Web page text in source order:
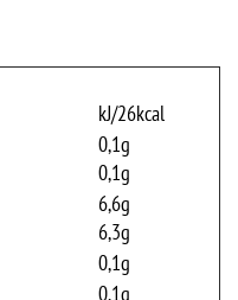
kJ/26kcal
0,1g
0,1g
6,6g
6,3g
0,1g
0,1g